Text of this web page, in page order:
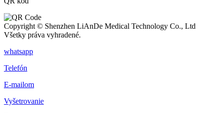
Copyright © Shenzhen LiAnDe Medical Technology Co., Ltd
Všetky práva vyhradené.
whatsapp
Telefón
E-mailom
Vyšetrovanie